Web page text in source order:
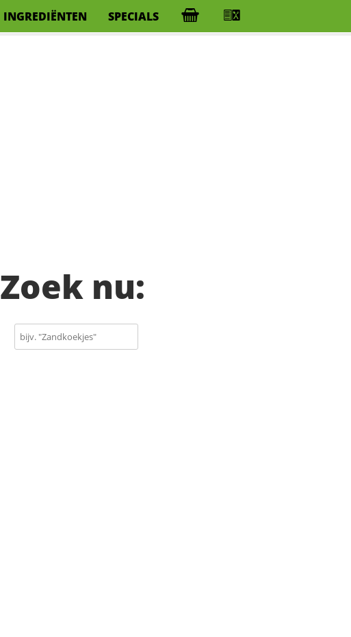
INGREDIËNTEN SPECIALS
Zoek nu: